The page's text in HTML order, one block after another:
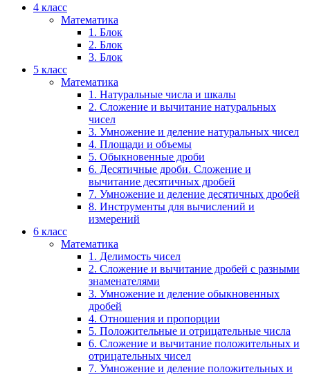
4 класс
Математика
1. Блок
2. Блок
3. Блок
5 класс
Математика
1. Натуральные числа и шкалы
2. Сложение и вычитание натуральных
чисел
3. Умножение и деление натуральных чисел
4. Площади и объемы
5. Обыкновенные дроби
6. Десятичные дроби. Сложение и
вычитание десятичных дробей
7. Умножение и деление десятичных дробей
8. Инструменты для вычислений и
измерений
6 класс
Математика
1. Делимость чисел
2. Сложение и вычитание дробей с разными
знаменателями
3. Умножение и деление обыкновенных
дробей
4. Отношения и пропорции
5. Положительные и отрицательные числа
6. Сложение и вычитание положительных и
отрицательных чисел
7. Умножение и деление положительных и